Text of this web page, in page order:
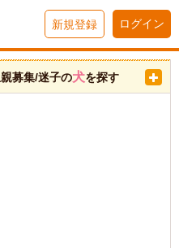
新規登録 ログイン
募集/迷子の犬を探す